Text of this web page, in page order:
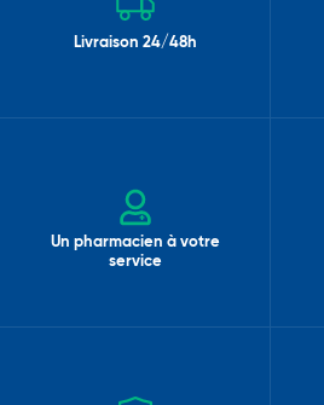
Livraison 24/48h
Un pharmacien à votre
service